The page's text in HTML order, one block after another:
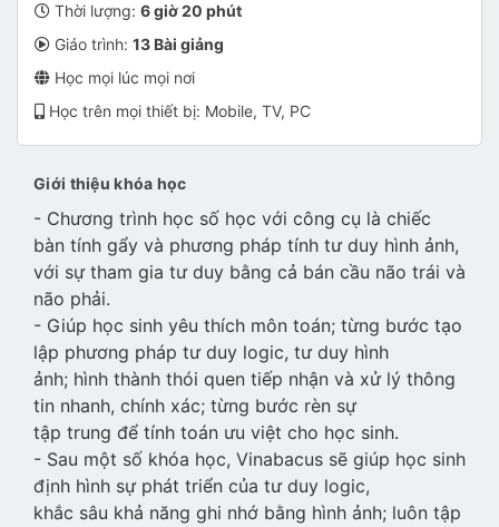
Thời lượng: 6 giờ 20 phút
Giáo trình: 13 Bài giảng
Học mọi lúc mọi nơi
Học trên mọi thiết bị: Mobile, TV, PC
Giới thiệu khóa học
- Chương trình học số học với công cụ là chiếc
bàn tính gẩy và phương pháp tính tư duy hình ảnh,
với sự tham gia tư duy bằng cả bán cầu não trái và
não phải.
- Giúp học sinh yêu thích môn toán; từng bước tạo
lập phương pháp tư duy logic, tư duy hình
ảnh; hình thành thói quen tiếp nhận và xử lý thông
tin nhanh, chính xác; từng bước rèn sự
tập trung để tính toán ưu việt cho học sinh.
- Sau một số khóa học, Vinabacus sẽ giúp học sinh
định hình sự phát triển của tư duy logic,
khắc sâu khả năng ghi nhớ bằng hình ảnh; luôn tập